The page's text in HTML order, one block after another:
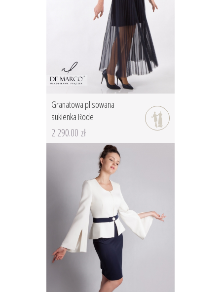
Granatowa plisowana
sukienka Rode
2 290.00 zł